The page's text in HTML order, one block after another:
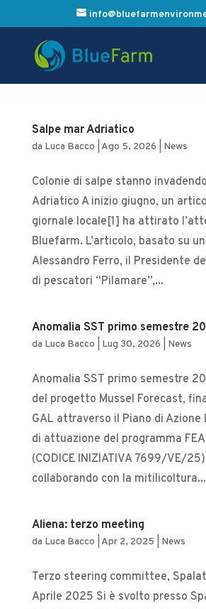
Salpe mar Adriatico
da Luca Bacco Ago 5, 2026 News
Colonie di salpe stanno
Adriatico A inizio giugno, un
giornale locale[1] ha attirato
Bluefarm. L’articolo, basato su
Alessandro Ferro, il Presidente
di pescatori “Pilamare”,...
Anomalia SST primo semestre
da Luca Bacco Lug 30, 2026 News
Anomalia SST primo semestre
del progetto Mussel Forecast,
GAL attraverso il Piano di Azione
di attuazione del programma
(CODICE INIZIATIVA 7699/VE/
collaborando con la mitilicoltura...
Aliena: terzo meeting
da Luca Bacco Apr 2, 2025 News
Terzo steering committee,
Aprile 2025 Si è svolto presso